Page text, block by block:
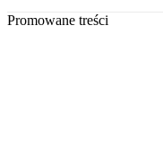
Promowane treści